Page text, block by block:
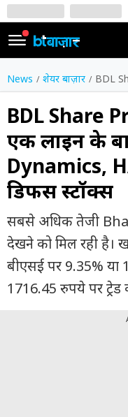
SIGN
IN
Dark
Mode
होम
शेयर
बाज़ार
वीडियो
ट्रेंडिंग
बिजनेस
न्यूज
News शेयर बाज़ार BDL Share
BDL Share
एक लाइन के
Dynamics,
डिफेंस स्टॉक्स
सबसे अधिक तेजी
देखने को मिल रही है।
बीएसई पर 9.35%
1716.45 रुपये पर ट्रेड